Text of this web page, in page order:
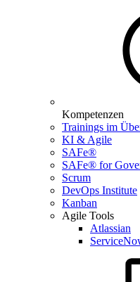
Kompetenzen
Trainings im
KI & Agile
SAFe®
SAFe® for
Scrum
DevOps Institute
Kanban
Agile Tools
Atlassian